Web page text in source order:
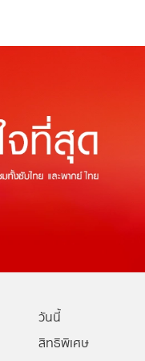
วันนี้
สิทธิพิเศษ